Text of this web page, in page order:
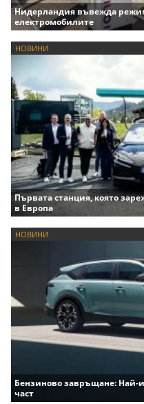
Нидерландия въвежда
електромобилите
НОВИНИ
Първата станция, която
в Европа
НОВИНИ
Бензиново завръщане: Най-
част